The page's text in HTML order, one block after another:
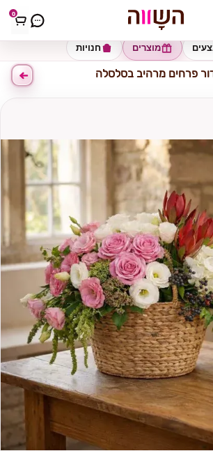
0 הזינו כתובת
חנויות מוצרים
פרחים מרהיב בסלסלה